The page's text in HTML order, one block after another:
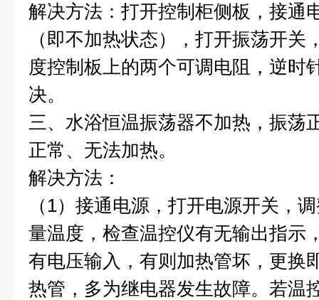
解决方法：打开控制柜侧板，接通
（即不加热状态），打开振荡开关
度控制板上的两个可调电阻，逆时
决。
三、水浴恒温振荡器不加热，振荡
正常、无法加热。
解决方法：
（1）接通电源，打开电源开关，
量温度，检查温控仪有无输出指示
有电压输入，有则加热管坏，更换
热管，多为继电器发生故障。若温